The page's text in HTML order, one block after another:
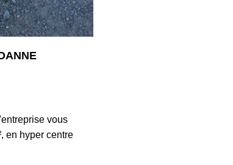
vous
en hyper centre